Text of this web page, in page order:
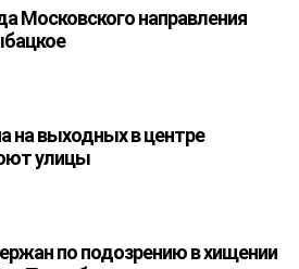
Московского направления
на выходных в центре
улицы
по подозрению в хищении